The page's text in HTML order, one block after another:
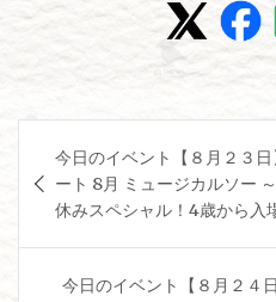
稿
ビ
今日のイベント【８月２３
ート 8月 ミュージカルソー
休みスペシャル！4歳から入
今日のイベント【８月２４